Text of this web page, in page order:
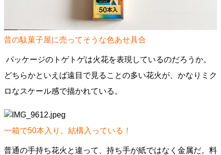
昔の駄菓子屋に売ってそうな色あせ具合
パッケージのトゲトゲは火花を表現しているのだろうか。
どちらかといえば遠目で見ることの多い花火が、かなりミク
ロなスケール感で描かれている。
一箱で50本入り。結構入っている！
普通の手持ち花火と違って、持ち手が紙ではなく金属だ。料